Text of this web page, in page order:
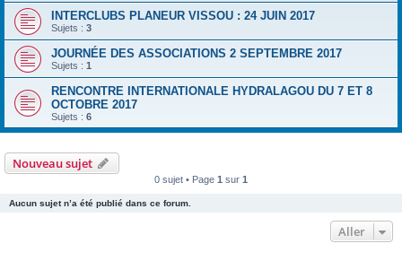
INTERCLUBS PLANEUR VISSOU : 24 JUIN 2017
Sujets : 3
JOURNÉE DES ASSOCIATIONS 2 SEPTEMBRE 2017
Sujets : 1
RENCONTRE INTERNATIONALE HYDRALAGOU DU 7 ET 8
OCTOBRE 2017
Sujets : 6
Nouveau sujet
0 sujet • Page 1 sur 1
Aucun sujet n’a été publié dans ce forum.
Aller